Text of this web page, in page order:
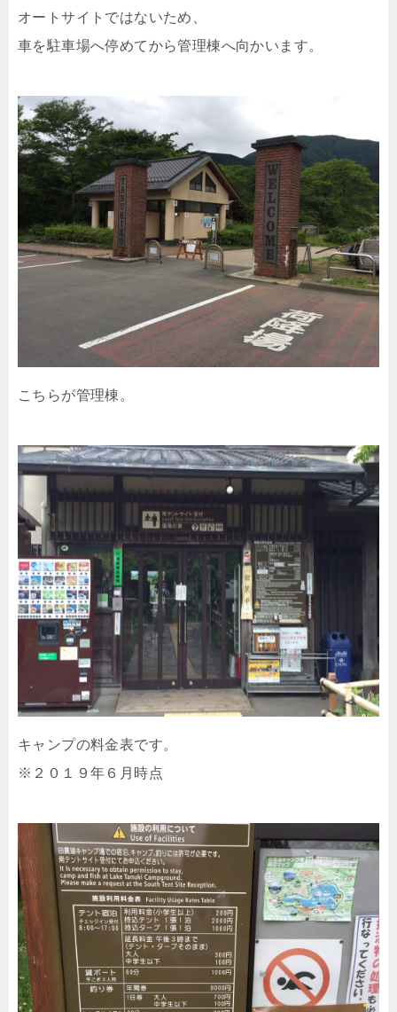
オートサイトではないため、
車を駐車場へ停めてから管理棟へ向かいます。
こちらが管理棟。
キャンプの料金表です。
※２０１９年６月時点